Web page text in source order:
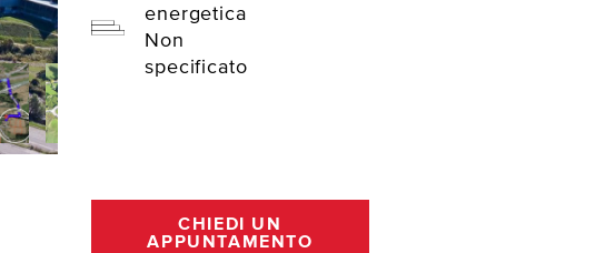
energetica
Non
specificato
CHIEDI UN
APPUNTAMENTO